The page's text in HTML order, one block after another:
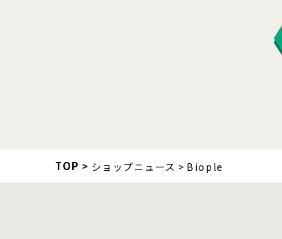
TOP ショップニュース Biople